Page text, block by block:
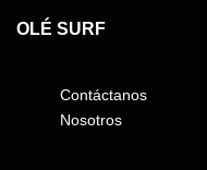
OLÉ SURF
Contáctanos
Nosotros